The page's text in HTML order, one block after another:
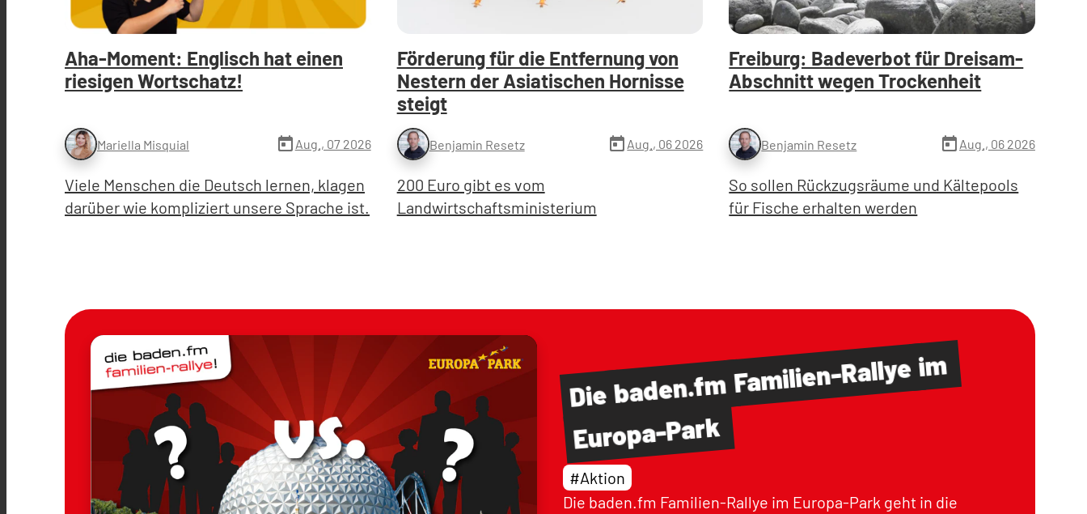
Aha-Moment: Englisch hat einen
riesigen Wortschatz!
Mariella Misquial today Aug., 07 2026
Viele Menschen die Deutsch lernen, klagen
darüber wie kompliziert unsere Sprache ist.
Förderung für die Entfernung von
Nestern der Asiatischen Hornisse
steigt
Benjamin Resetz todayAug., 06 2026
200 Euro gibt es vom
Landwirtschaftsministerium
Freiburg: Badeverbot für Dreisam-
Abschnitt wegen Trockenheit
Benjamin Resetz today Aug., 06 2026
So sollen Rückzugsräume und Kältepools
für Fische erhalten werden
Die baden.fmFamilien-Rallyeim
Europa-Park
#Aktion
Die baden.fm Familien-Rallye im Europa-Park geht in die